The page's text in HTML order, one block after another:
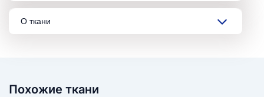
О ткани
Похожие ткани